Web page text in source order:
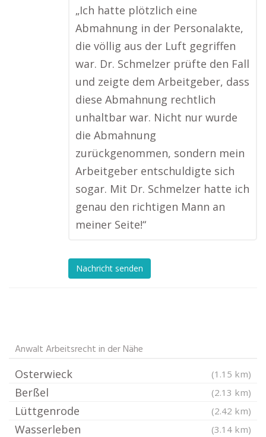
„Ich hatte plötzlich eine
Abmahnung in der Personalakte,
die völlig aus der Luft gegriffen
war. Dr. Schmelzer prüfte den Fall
und zeigte dem Arbeitgeber, dass
diese Abmahnung rechtlich
unhaltbar war. Nicht nur wurde
die Abmahnung
zurückgenommen, sondern mein
Arbeitgeber entschuldigte sich
sogar. Mit Dr. Schmelzer hatte ich
genau den richtigen Mann an
meiner Seite!“
Nachricht senden
Anwalt Arbeitsrecht in der Nähe
Osterwieck (1.15 km)
Berßel (2.13 km)
Lüttgenrode (2.42 km)
Wasserleben (3.14 km)